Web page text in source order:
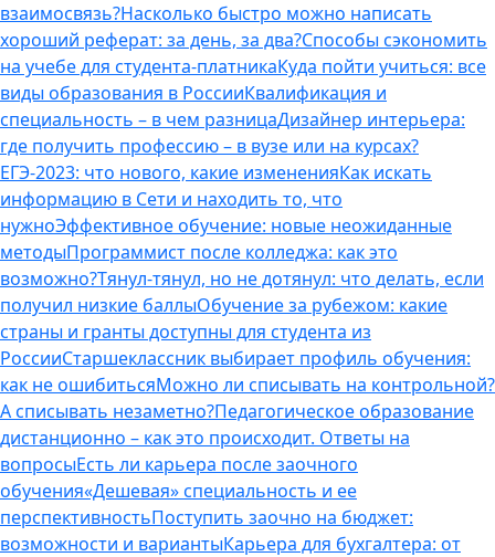
взаимосвязь?Насколько быстро можно написать
хороший реферат: за день, за два?Способы сэкономить
на учебе для студента-платникаКуда пойти учиться: все
виды образования в РоссииКвалификация и
специальность – в чем разницаДизайнер интерьера:
где получить профессию – в вузе или на курсах?
ЕГЭ-2023: что нового, какие измененияКак искать
информацию в Сети и находить то, что
нужноЭффективное обучение: новые неожиданные
методыПрограммист после колледжа: как это
возможно?Тянул-тянул, но не дотянул: что делать, если
получил низкие баллыОбучение за рубежом: какие
страны и гранты доступны для студента из
РоссииСтаршеклассник выбирает профиль обучения:
как не ошибитьсяМожно ли списывать на контрольной?
А списывать незаметно?Педагогическое образование
дистанционно – как это происходит. Ответы на
вопросыЕсть ли карьера после заочного
обучения«Дешевая» специальность и ее
перспективностьПоступить заочно на бюджет:
возможности и вариантыКарьера для бухгалтера: от